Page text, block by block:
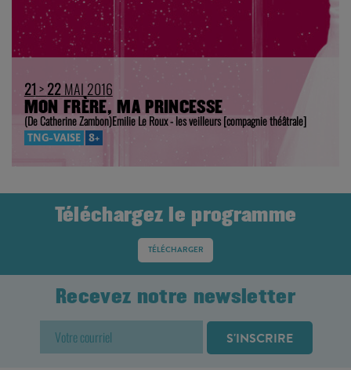
21>22MAI 2016
MON FRÈRE, MA PRINCESSE
(De Catherine Zambon)Emilie Le Roux - les veilleurs [compagnie théâtrale]
TNG-VAISE 8+
Téléchargez le programme
TÉLÉCHARGER
Recevez notre newsletter